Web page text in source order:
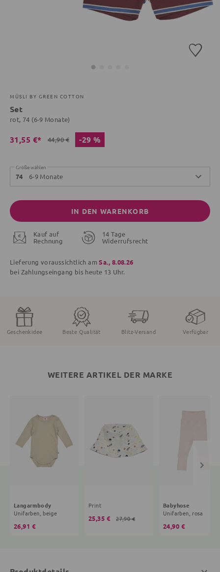
MÜSLI BY GREEN COTTON
Set
rot, 74 (6-9 Monate)
31,55 €* 44,90 € -29 %
Größe wählen
74 6-9 Monate
IN DEN WARENKORB
Kauf auf
Rechnung
14 Tage
Widerrufsrecht
Lieferung voraussichtlich amSa., 8.08.26
bei Zahlungseingang bis heute 13 Uhr.
Geschenkidee Beste Qualität Blitz-Versand Verfügbar
WEITERE ARTIKEL DER MARKE
Langarmbody
Unifarben, beige
26,91 €
Print
25,35 € 27,90 €
Babyhose
Unifarben, rosa
24,90 €